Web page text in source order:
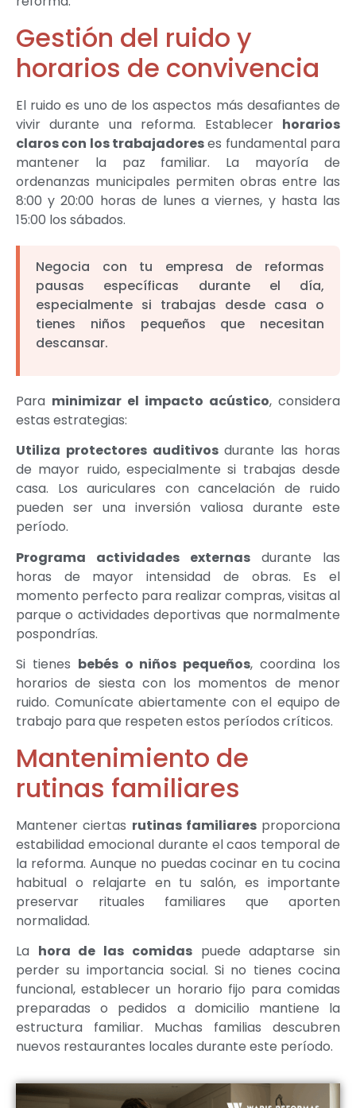
Gestión del ruido y
horarios de convivencia
El ruido es uno de los aspectos más desafiantes de
vivir durante una reforma. Establecer horarios
claros con los trabajadoreses fundamental para
mantener la paz familiar. La mayoría de
ordenanzas municipales permiten obras entre las
8:00 y 20:00 horas de lunes a viernes, y hasta las
15:00 los sábados.
Negocia con tu empresa de reformas
pausas específicas durante el día,
especialmente si trabajas desde casa o
tienes niños pequeños que necesitan
descansar.
Para minimizar el impacto acústico, considera
estas estrategias:
Utiliza protectores auditivosdurante las horas
de mayor ruido, especialmente si trabajas desde
casa. Los auriculares con cancelación de ruido
pueden ser una inversión valiosa durante este
período.
Programa actividades externas durante las
horas de mayor intensidad de obras. Es el
momento perfecto para realizar compras, visitas al
parque o actividades deportivas que normalmente
pospondrías.
Si tienes bebés o niños pequeños, coordina los
horarios de siesta con los momentos de menor
ruido. Comunícate abiertamente con el equipo de
trabajo para que respeten estos períodos críticos.
Mantenimiento de
rutinas familiares
Mantener ciertas rutinas familiaresproporciona
estabilidad emocional durante el caos temporal de
la reforma. Aunque no puedas cocinar en tu cocina
habitual o relajarte en tu salón, es importante
preservar rituales familiares que aporten
normalidad.
La hora de las comidaspuede adaptarse sin
perder su importancia social. Si no tienes cocina
funcional, establecer un horario fijo para comidas
preparadas o pedidos a domicilio mantiene la
estructura familiar. Muchas familias descubren
nuevos restaurantes locales durante este período.